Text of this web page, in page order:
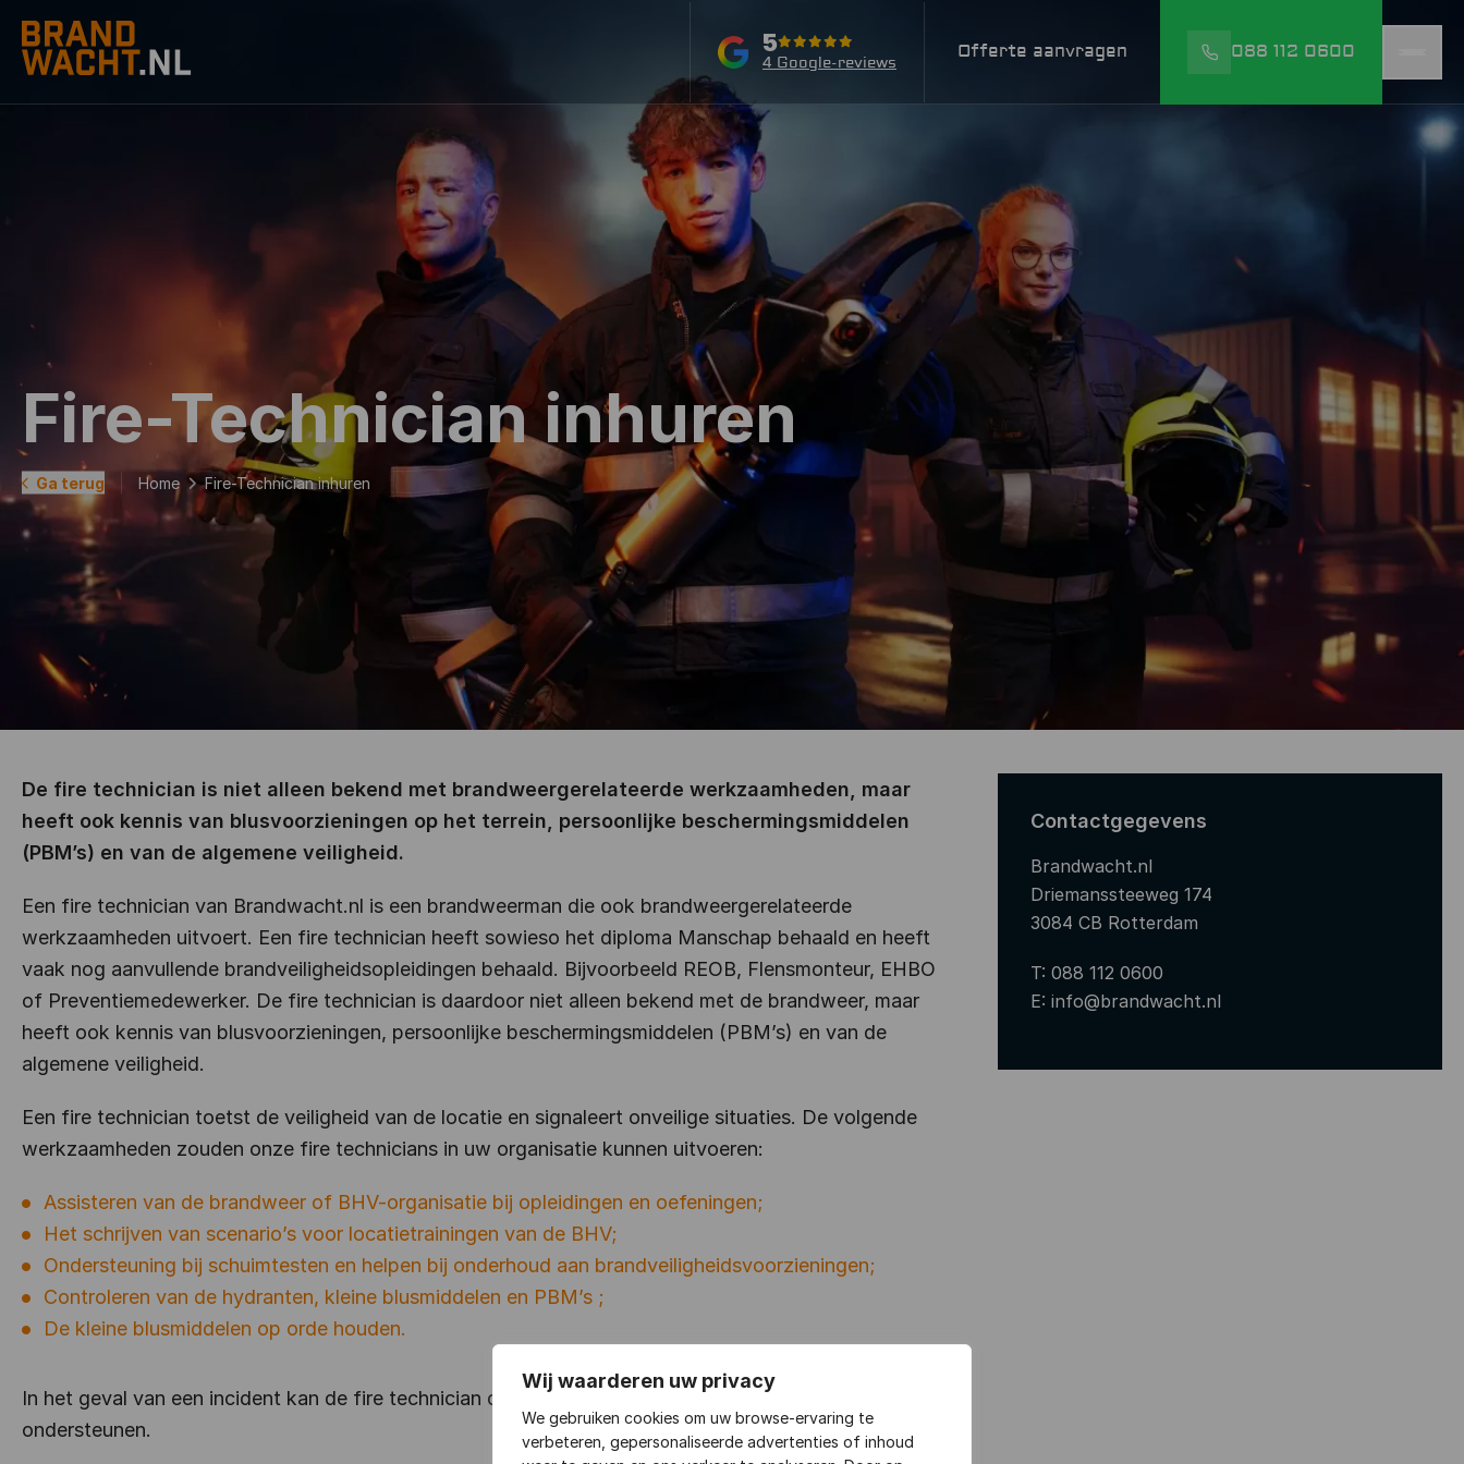
Wij waarderen uw privacy
We gebruiken cookies om uw browse-ervaring te
verbeteren, gepersonaliseerde advertenties of inhoud
5
4 Google-reviews
Offerte aanvragen 088 112 0600
Fire-Technician inhuren
Ga terug Home Fire-Technician inhuren
De fire technician is niet alleen bekend met brandweergerelateerde werkzaamheden, maar
heeft ook kennis van blusvoorzieningen op het terrein, persoonlijke beschermingsmiddelen
(PBM’s) en van de algemene veiligheid.
Een fire technician van Brandwacht.nl is een brandweerman die ook brandweergerelateerde
werkzaamheden uitvoert. Een fire technician heeft sowieso het diploma Manschap behaald en heeft
vaak nog aanvullende brandveiligheidsopleidingen behaald. Bijvoorbeeld REOB, Flensmonteur, EHBO
of Preventiemedewerker. De fire technician is daardoor niet alleen bekend met de brandweer, maar
heeft ook kennis van blusvoorzieningen, persoonlijke beschermingsmiddelen (PBM’s) en van de
algemene veiligheid.
Een fire technician toetst de veiligheid van de locatie en signaleert onveilige situaties. De volgende
werkzaamheden zouden onze fire technicians in uw organisatie kunnen uitvoeren:
Assisteren van de brandweer of BHV-organisatie bij opleidingen en oefeningen;
Het schrijven van scenario’s voor locatietrainingen van de BHV;
Ondersteuning bij schuimtesten en helpen bij onderhoud aan brandveiligheidsvoorzieningen;
Controleren van de hydranten, kleine blusmiddelen en PBM’s ;
De kleine blusmiddelen op orde houden.
In het geval van een incident kan de fire technician de bedrijfsbrandweer of de BHV organisatie
ondersteunen.
Contactgegevens
Brandwacht.nl
Driemanssteeweg 174
3084 CB Rotterdam
T: 088 112 0600
E: info@brandwacht.nl